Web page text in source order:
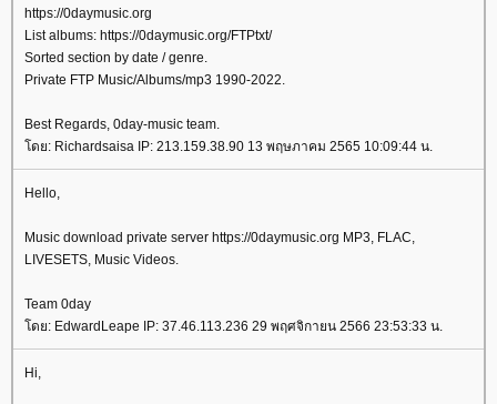
https://0daymusic.org
List albums: https://0daymusic.org/FTPtxt/
Sorted section by date / genre.
Private FTP Music/Albums/mp3 1990-2022.
Best Regards, 0day-music team.
ดย: Richardsaisa IP: 213.159.38.90 13 พฤษภาคม 2565 10:09:44 น.
Hello,
Music download private server https://0daymusic.org MP3, FLAC,
LIVESETS, Music Videos.
Team 0day
ดย: EdwardLeape IP: 37.46.113.236 29 พฤศจิกายน 2566 23:53:33 น.
Hi,